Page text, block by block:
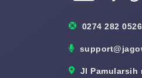
0274 282
Jl Pamularsih